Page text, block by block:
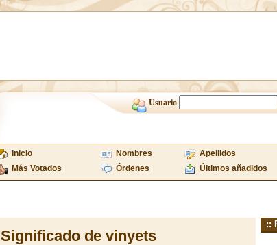
Usuario
Inicio Nombres Apellidos
Más Votados
Órdenes Últimos añadidos
Significado de vinyets
::